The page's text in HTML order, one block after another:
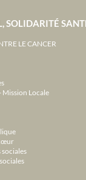
SOLIDARITÉ
LE CANCER
Mission Locale
sociales